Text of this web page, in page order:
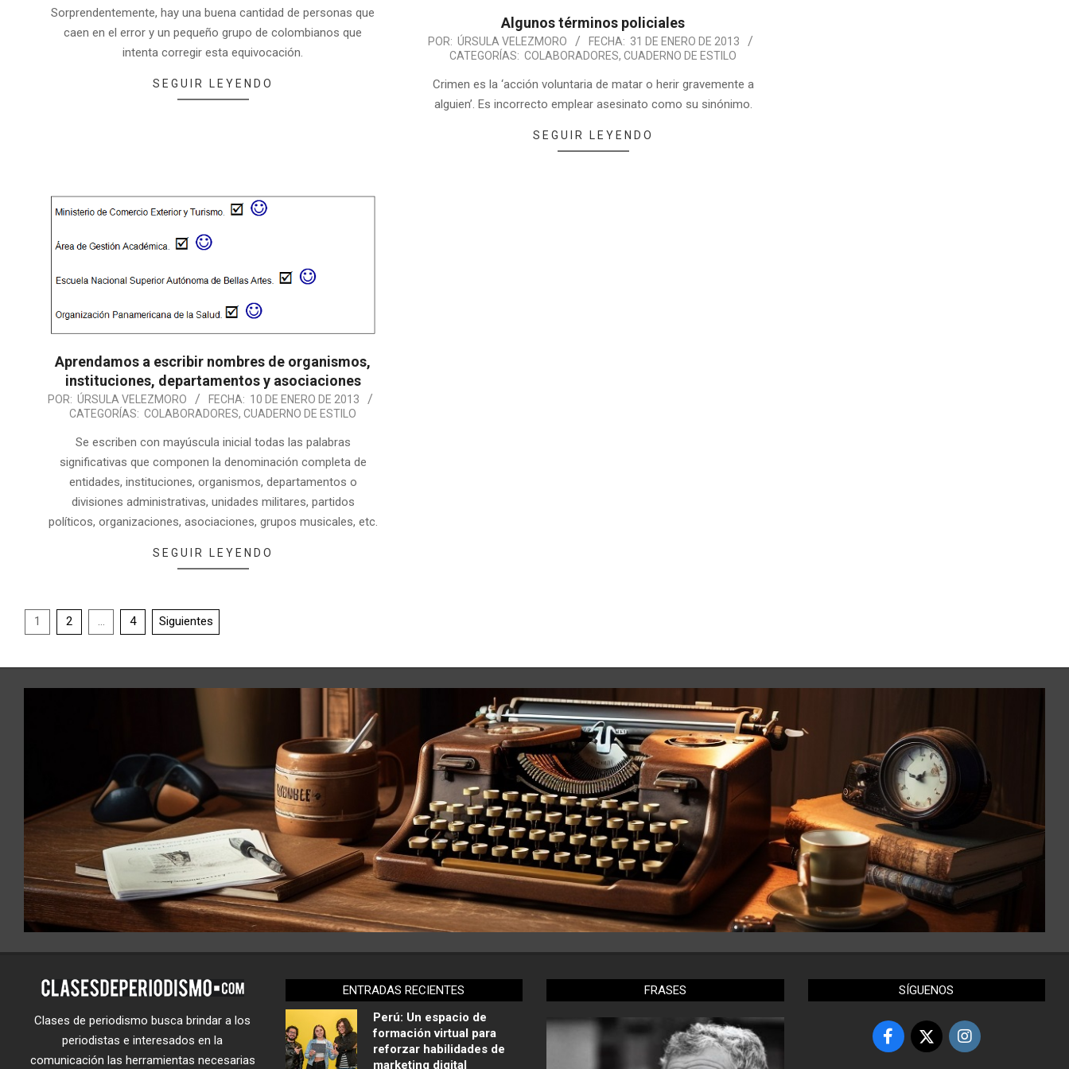
Sorprendentemente, hay una buena cantidad de personas que
caen en el error y un pequeño grupo de colombianos que
intenta corregir esta equivocación.
SEGUIR LEYENDO
Algunos términos policiales
POR: ÚRSULA VELEZMORO FECHA: 31 DE ENERO DE 2013
CATEGORÍAS: COLABORADORES,CUADERNO DE ESTILO
Crimen es la ‘acción voluntaria de matar o herir gravemente a
alguien’. Es incorrecto emplear asesinato como su sinónimo.
SEGUIR LEYENDO
Aprendamos a escribir nombres de organismos,
instituciones, departamentos y asociaciones
POR: ÚRSULA VELEZMORO FECHA: 10 DE ENERO DE 2013
CATEGORÍAS: COLABORADORES,CUADERNO DE ESTILO
Se escriben con mayúscula inicial todas las palabras
significativas que componen la denominación completa de
entidades, instituciones, organismos, departamentos o
divisiones administrativas, unidades militares, partidos
políticos, organizaciones, asociaciones, grupos musicales, etc.
SEGUIR LEYENDO
1 2 … 4 Siguientes
Clases de periodismo busca brindar a los
periodistas e interesados en la
comunicación las herramientas necesarias
ENTRADAS RECIENTES
Perú: Un espacio de
formación virtual para
reforzar habilidades de
marketing digital
FRASES SÍGUENOS